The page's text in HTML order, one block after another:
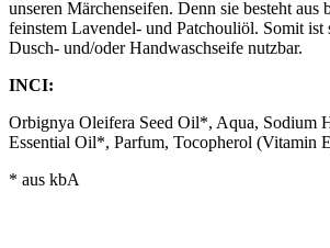
unseren Märchenseifen. Denn sie besteht aus
feinstem Lavendel- und Patchouliöl. Somit ist
Dusch- und/oder Handwaschseife nutzbar.
INCI:
Orbignya Oleifera Seed Oil*, Aqua, Sodium
Essential Oil*, Parfum, Tocopherol (Vitamin
* aus kbA